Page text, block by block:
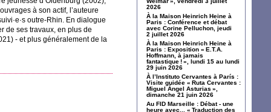
à son actif, l’auteure
·e·s outre-Rhin. En dialogue
de ses travaux, en plus de
- et plus généralement de la
2026
À la Maison Heinrich Heine à
Paris : Conférence et débat
avec Corine Pelluchon, jeudi
2 juillet 2026
À la Maison Heinrich Heine à
Paris : Exposition « E.T.A.
Hoffmann, à jamais
fantastique !», lundi 15 au lundi
29 juin 2026
À l’Instituto Cervantes à París :
Visite guidée « Ruta Cervantes :
Miguel Ángel Asturias »,
dimanche 21 juin 2026
Au FID Marseille : Débat - une
heure avec... « Traduction des